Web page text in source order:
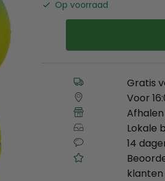
Op voorraad
Gratis
Voor
Lokale
14
klanten